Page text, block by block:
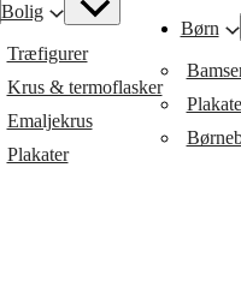
Bolig
Træfigurer
Krus & termoflasker
Emaljekrus
Plakater
Børn